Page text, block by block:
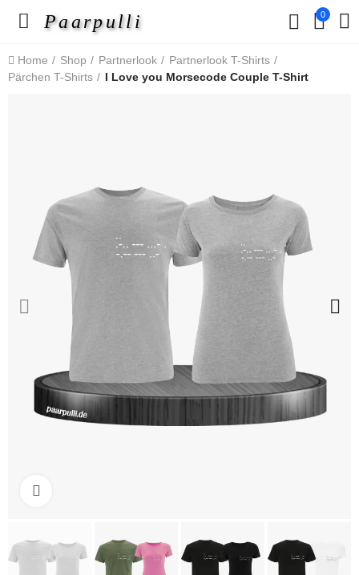
Paarpulli 0
Home Shop Partnerlook
Partnerlook T-Shirts
Pärchen T-Shirts
I Love you Morsecode Couple T-Shirt